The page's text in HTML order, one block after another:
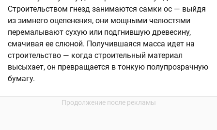
Строительством гнезд занимаются самки ос — выйдя
из зимнего оцепенения, они мощными челюстями
перемалывают сухую или подгнившую древесину,
смачивая ее слюной. Получившаяся масса идет на
строительство — когда строительный материал
высыхает, он превращается в тонкую полупрозрачную
бумагу.